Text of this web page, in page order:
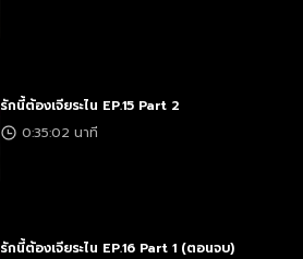
รักนี้ต้องเจียระไน EP.15 Part 2
0:35:02 นาที
รักนี้ต้องเจียระไน EP.16 Part 1 (ตอนจบ)